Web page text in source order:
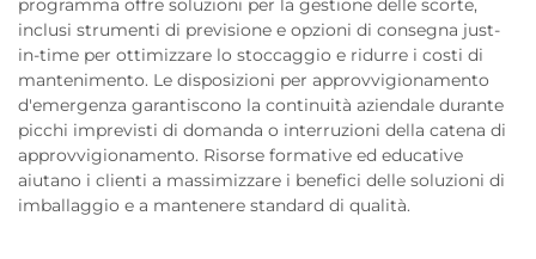
programma offre soluzioni per la gestione delle scorte,
inclusi strumenti di previsione e opzioni di consegna just-
in-time per ottimizzare lo stoccaggio e ridurre i costi di
mantenimento. Le disposizioni per approvvigionamento
d'emergenza garantiscono la continuità aziendale durante
picchi imprevisti di domanda o interruzioni della catena di
approvvigionamento. Risorse formative ed educative
aiutano i clienti a massimizzare i benefici delle soluzioni di
imballaggio e a mantenere standard di qualità.